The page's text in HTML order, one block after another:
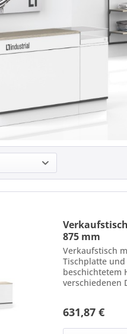
Verkaufstisch
875 mm
Verkaufstisch
Tischplatte und
beschichtetem
verschiedenen
und Korpus
631,87 €